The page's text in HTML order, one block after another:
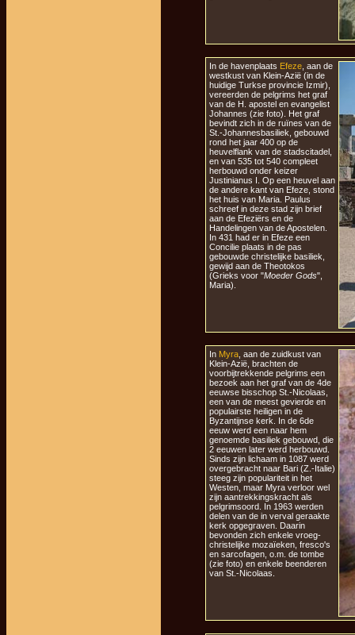
In de havenplaats Efeze , aan de
westkust van Klein-Azië (in de
huidige Turkse provincie Izmir),
vereerden de pelgrims het graf
van de H. apostel en evangelist
Johannes (zie foto). Het graf
bevindt zich in de ruïnes van de
St.-Johannesbasiliek, gebouwd
rond het jaar 400 op de
heuvelflank van de stadscitadel,
en van 535 tot 540 compleet
herbouwd onder keizer
Justinianus I. Op een heuvel aan
de andere kant van Efeze, stond
het huis van Maria. Paulus
schreef in deze stad zijn brief
aan de Efeziërs en de
Handelingen van de Apostelen.
In 431 had er in Efeze een
Concilie plaats in de pas
gebouwde christelijke basiliek,
gewijd aan de Theotokos
(Grieks voor "Moeder Gods",
Maria).
In Myra , aan de zuidkust van
Klein-Azië, brachten de
voorbijtrekkende pelgrims een
bezoek aan het graf van de 4de
eeuwse bisschop St.-Nicolaas,
een van de meest gevierde en
populairste heiligen in de
Byzantijnse kerk. In de 6de
eeuw werd een naar hem
genoemde basiliek gebouwd, die
2 eeuwen later werd herbouwd.
Sinds zijn lichaam in 1087 werd
overgebracht naar Bari (Z.-Italie)
steeg zijn populariteit in het
Westen, maar Myra verloor wel
zijn aantrekkingskracht als
pelgrimsoord. In 1963 werden
delen van de in verval geraakte
kerk opgegraven. Daarin
bevonden zich enkele vroeg-
christelijke mozaïeken, fresco's
en sarcofagen, o.m. de tombe
(zie foto) en enkele beenderen
van St.-Nicolaas.